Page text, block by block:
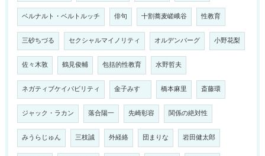
ベルナルト・ベルトルッチ 俳句 十割蕎麦嵯峨谷 性教育
三砂ちづる セクシャルマイノリティ オルデンバーグ 小野花梨
佐々木敦 鶴見俊輔 包括的性教育 水野哲夫
ネガティブケイパビリティ 金子みすゞ 橋本麻里 斎藤環
ジャック・ラカン 落合陽一 先崎彰容 関係の絶対性
みうらじゅん 三枝誠 外経絡 団まりな 岩田健太郎